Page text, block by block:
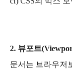
2. 뷰포트
문서는 브라우저